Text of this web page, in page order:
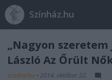
Színház.hu
„Nagyon szeretem
László Az Őrült
szinhazhu • 2014. október 22.